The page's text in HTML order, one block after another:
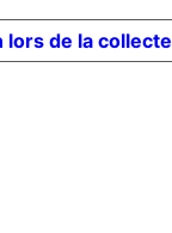
lors de la collecte